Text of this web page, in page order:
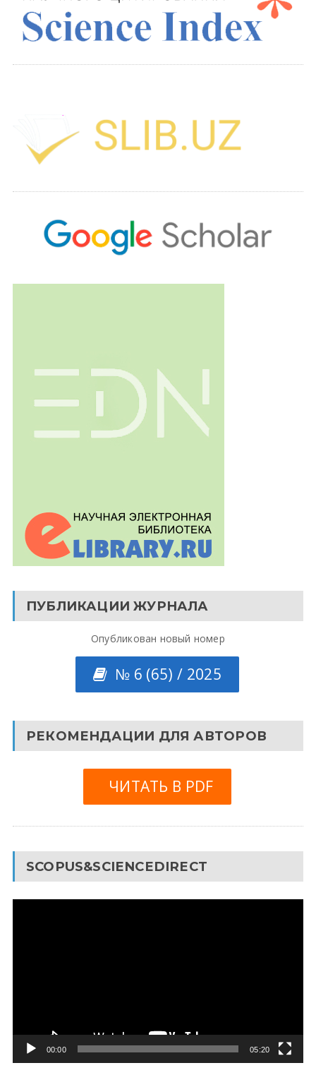
ПУБЛИКАЦИИ ЖУРНАЛА
Опубликован новый номер
№ 6 (65) / 2025
РЕКОМЕНДАЦИИ ДЛЯ АВТОРОВ
ЧИТАТЬ В PDF
SCOPUS&SCIENCEDIRECT
00:00 05:20